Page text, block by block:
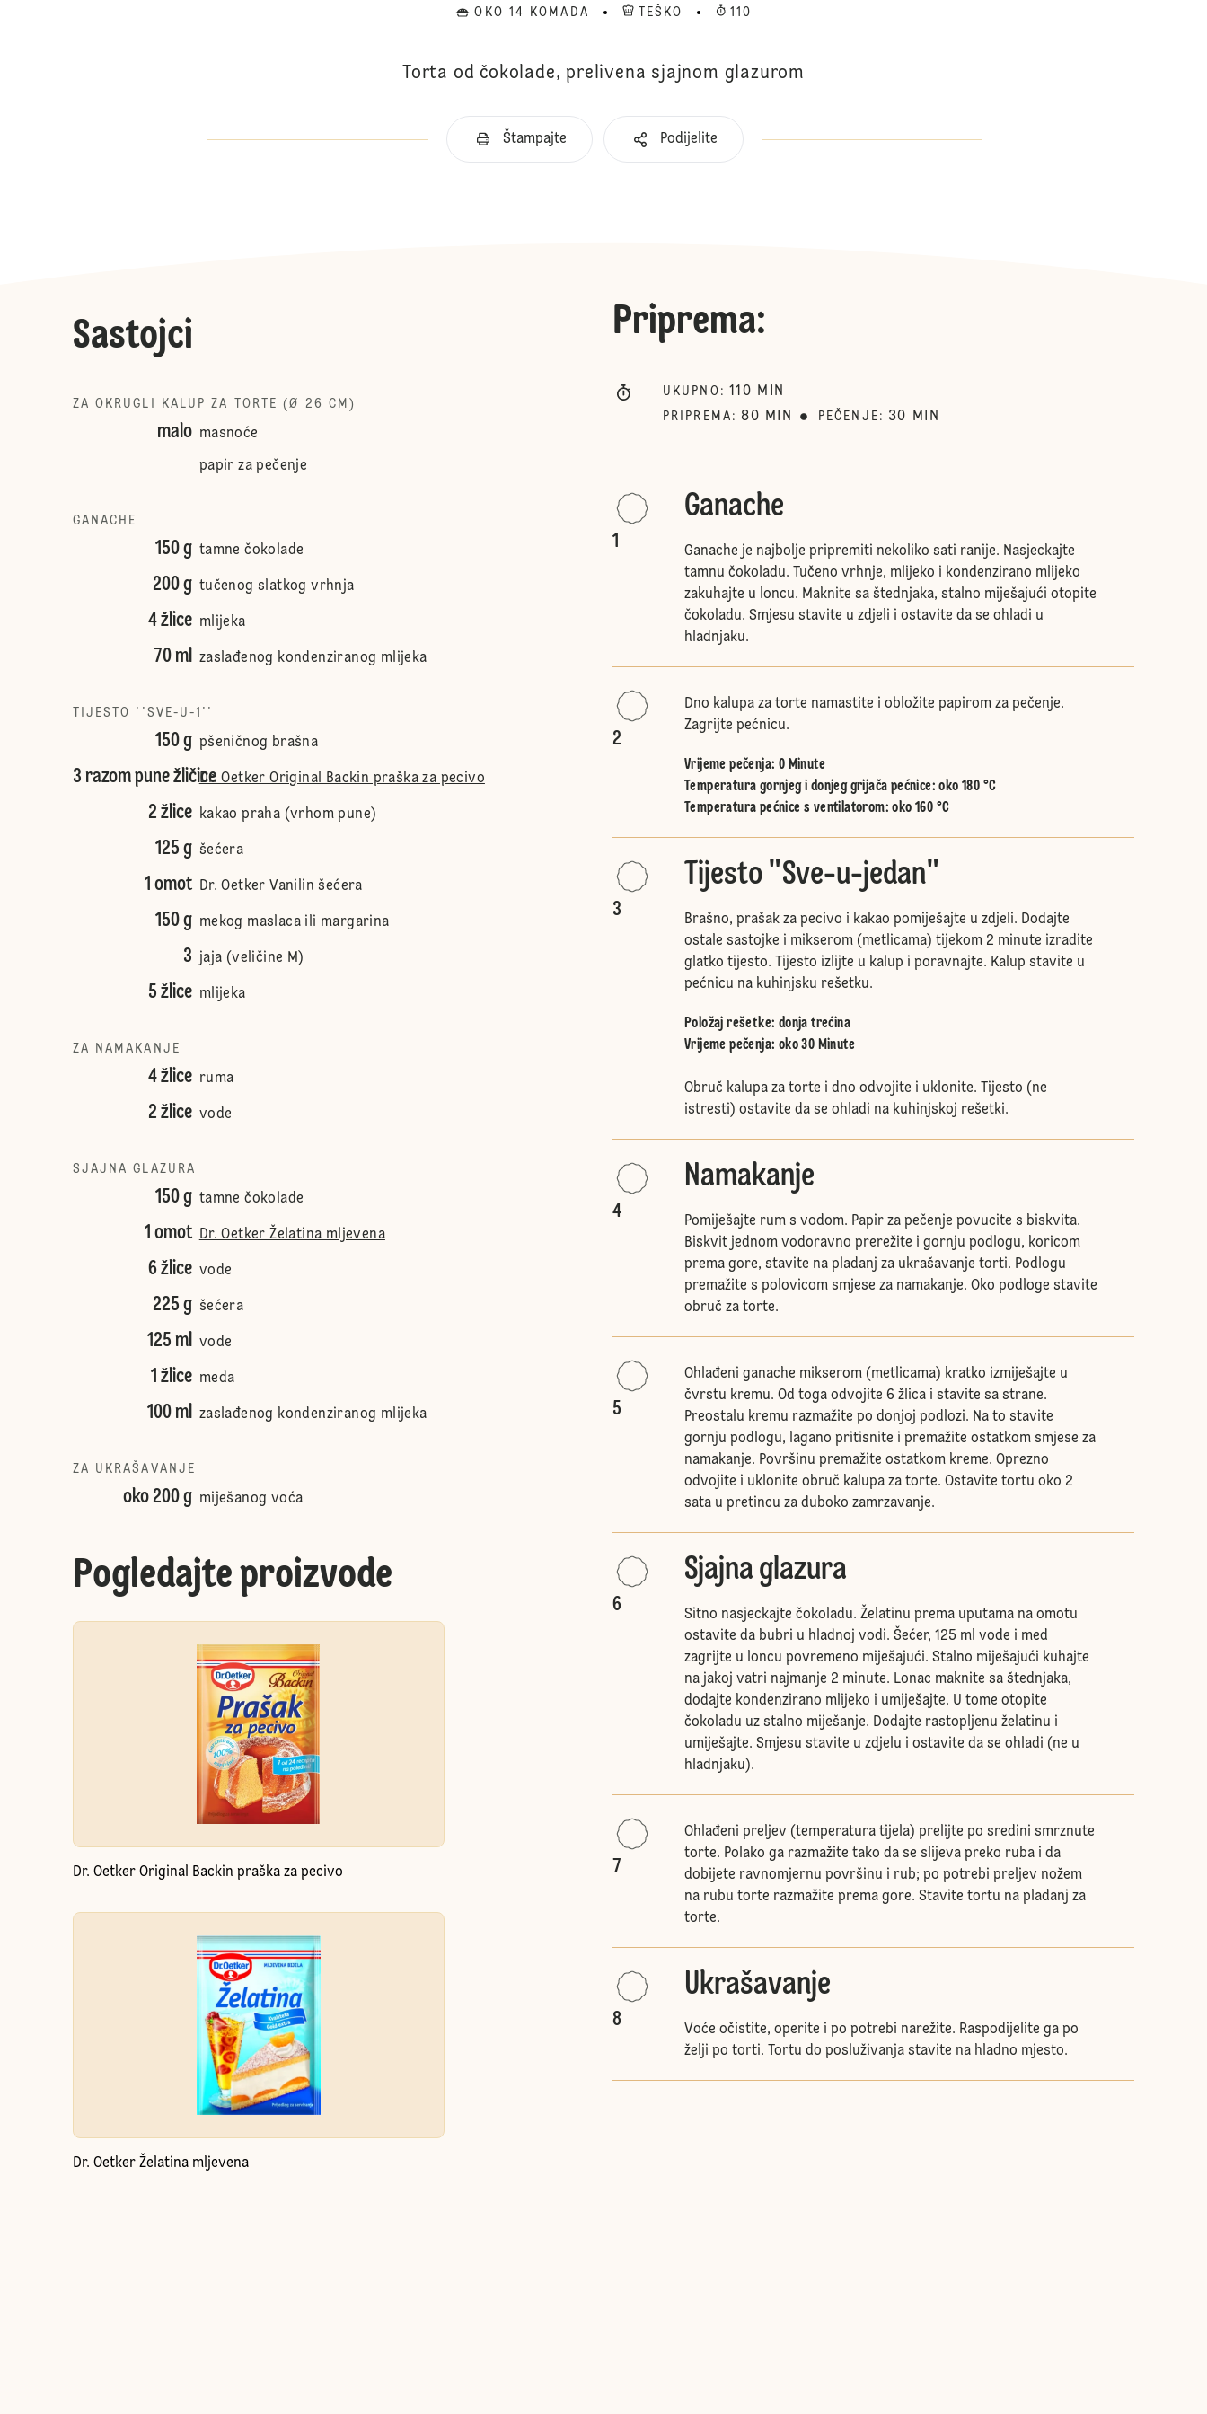
OKO 14 KOMADA TEŠKO 110
Torta od čokolade, prelivena sjajnom glazurom
Štampajte Podijelite
Sastojci
ZA OKRUGLI KALUP ZA TORTE (Ø 26 CM)
malo masnoće
papir za pečenje
GANACHE
150 g tamne čokolade
200 g tučenog slatkog vrhnja
4 žlice mlijeka
70 ml zaslađenog kondenziranog mlijeka
TIJESTO ''SVE-U-1''
150 g pšeničnog brašna
3 razom pune žličiceDr. Oetker Original Backin praška za pecivo
2 žlice kakao praha (vrhom pune)
125 g šećera
1 omot Dr. Oetker Vanilin šećera
150 g mekog maslaca ili margarina
3 jaja (veličine M)
5 žlice mlijeka
ZA NAMAKANJE
4 žlice ruma
2 žlice vode
SJAJNA GLAZURA
150 g tamne čokolade
1 omot Dr. Oetker Želatina mljevena
6 žlice vode
225 g šećera
125 ml vode
1 žlice meda
100 ml zaslađenog kondenziranog mlijeka
ZA UKRAŠAVANJE
oko 200 g miješanog voća
Pogledajte proizvode
Dr. Oetker Original Backin praška za pecivo
Dr. Oetker Želatina mljevena
Priprema:
UKUPNO : 110 MIN
PRIPREMA : 80 MIN PEČENJE : 30 MIN
1
Ganache
Ganache je najbolje pripremiti nekoliko sati ranije. Nasjeckajte
tamnu čokoladu. Tučeno vrhnje, mlijeko i kondenzirano mlijeko
zakuhajte u loncu. Maknite sa štednjaka, stalno miješajući otopite
čokoladu. Smjesu stavite u zdjeli i ostavite da se ohladi u
hladnjaku.
2
Dno kalupa za torte namastite i obložite papirom za pečenje.
Zagrijte pećnicu.
Vrijeme pečenja: 0 Minute
Temperatura gornjeg i donjeg grijača pećnice: oko 180 °C
Temperatura pećnice s ventilatorom: oko 160 °C
3
Tijesto "Sve-u-jedan"
Brašno, prašak za pecivo i kakao pomiješajte u zdjeli. Dodajte
ostale sastojke i mikserom (metlicama) tijekom 2 minute izradite
glatko tijesto. Tijesto izlijte u kalup i poravnajte. Kalup stavite u
pećnicu na kuhinjsku rešetku.
Položaj rešetke: donja trećina
Vrijeme pečenja: oko 30 Minute
Obruč kalupa za torte i dno odvojite i uklonite. Tijesto (ne
istresti) ostavite da se ohladi na kuhinjskoj rešetki.
4
Namakanje
Pomiješajte rum s vodom. Papir za pečenje povucite s biskvita.
Biskvit jednom vodoravno prerežite i gornju podlogu, koricom
prema gore, stavite na pladanj za ukrašavanje torti. Podlogu
premažite s polovicom smjese za namakanje. Oko podloge stavite
obruč za torte.
5
Ohlađeni ganache mikserom (metlicama) kratko izmiješajte u
čvrstu kremu. Od toga odvojite 6 žlica i stavite sa strane.
Preostalu kremu razmažite po donjoj podlozi. Na to stavite
gornju podlogu, lagano pritisnite i premažite ostatkom smjese za
namakanje. Površinu premažite ostatkom kreme. Oprezno
odvojite i uklonite obruč kalupa za torte. Ostavite tortu oko 2
sata u pretincu za duboko zamrzavanje.
6
Sjajna glazura
Sitno nasjeckajte čokoladu. Želatinu prema uputama na omotu
ostavite da bubri u hladnoj vodi. Šećer, 125 ml vode i med
zagrijte u loncu povremeno miješajući. Stalno miješajući kuhajte
na jakoj vatri najmanje 2 minute. Lonac maknite sa štednjaka,
dodajte kondenzirano mlijeko i umiješajte. U tome otopite
čokoladu uz stalno miješanje. Dodajte rastopljenu želatinu i
umiješajte. Smjesu stavite u zdjelu i ostavite da se ohladi (ne u
hladnjaku).
7
Ohlađeni preljev (temperatura tijela) prelijte po sredini smrznute
torte. Polako ga razmažite tako da se slijeva preko ruba i da
dobijete ravnomjernu površinu i rub; po potrebi preljev nožem
na rubu torte razmažite prema gore. Stavite tortu na pladanj za
torte.
8
Ukrašavanje
Voće očistite, operite i po potrebi narežite. Raspodijelite ga po
želji po torti. Tortu do posluživanja stavite na hladno mjesto.